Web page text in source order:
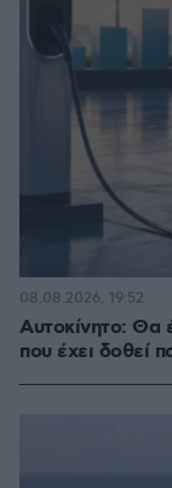
Αυτοκίνητο: Θα
που έχει δοθεί
08.08.2026, 19:52